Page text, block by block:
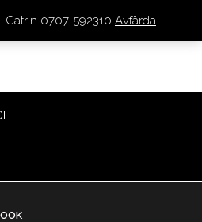
Catrin 0707-592310 Avfärda